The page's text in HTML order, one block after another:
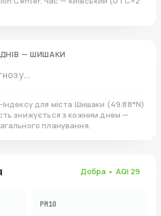
— ШИШАКИ
для міста Шишаки (49.88°N)
знижується з кожним днем —
планування.
Добра • AQI 29
PM10